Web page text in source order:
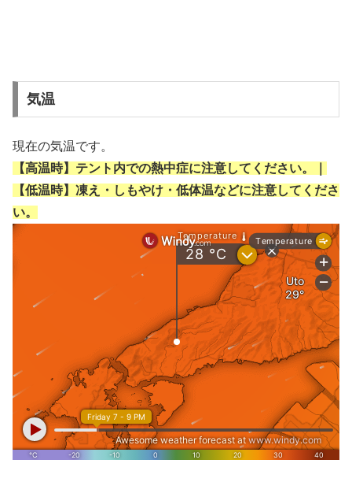
気温
現在の気温です。
【高温時】テント内での熱中症に注意してください。｜
【低温時】凍え・しもやけ・低体温などに注意してくださ
い。